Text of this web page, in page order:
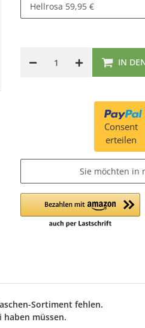
Hellrosa 59,95 €
IN
Consent
erteilen
Sie möchten in
Sortiment fehlen.
müssen.